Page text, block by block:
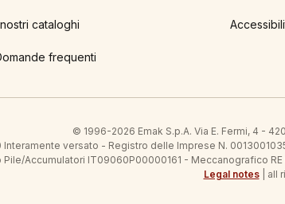
cataloghi
frequenti
© 1996-2026 Emak S.p.A. Via E. Fermi, 4 -
Interamente versato - Registro delle Imprese N.
Pile/Accumulatori IT09060P00000161 - Meccanografico
Legal notes| all